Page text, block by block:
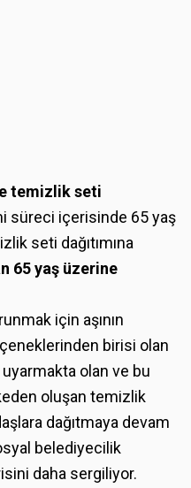
temizlik seti
süreci içerisinde 65 yaş
seti dağıtımına
65 yaş üzerine
için aşının
birisi olan
olan ve bu
oluşan temizlik
dağıtmaya devam
belediyecilik
daha sergiliyor.